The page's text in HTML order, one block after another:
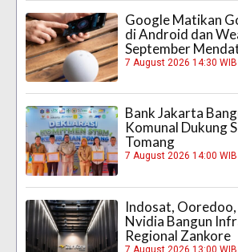
Google Matikan
di Android dan
September
7 August 2026 14:30 WIB
Bank Jakarta
Komunal Dukung
Tomang
7 August 2026 14:00 WIB
Indosat,
Nvidia Bangun
Regional Zankore
7 August 2026 13:00 WIB